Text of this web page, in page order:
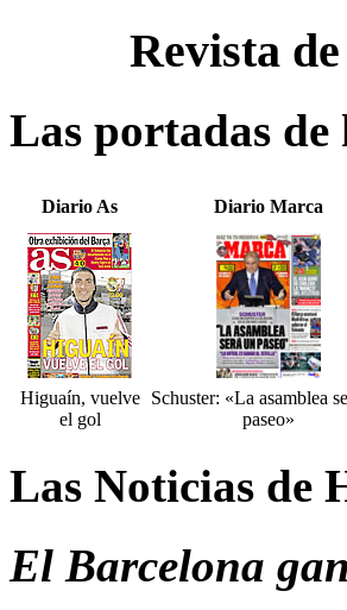
Revista
Las portadas de
Diario As Diario Marca
Higuaín, vuelve
el gol
Schuster: «La asamblea
paseo»
Las Noticias de
El Barcelona